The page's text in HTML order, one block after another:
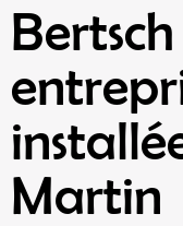
Martin